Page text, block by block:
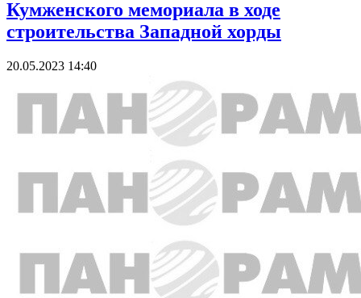
Кумженского мемориала в ходе
строительства Западной хорды
20.05.2023 14:40